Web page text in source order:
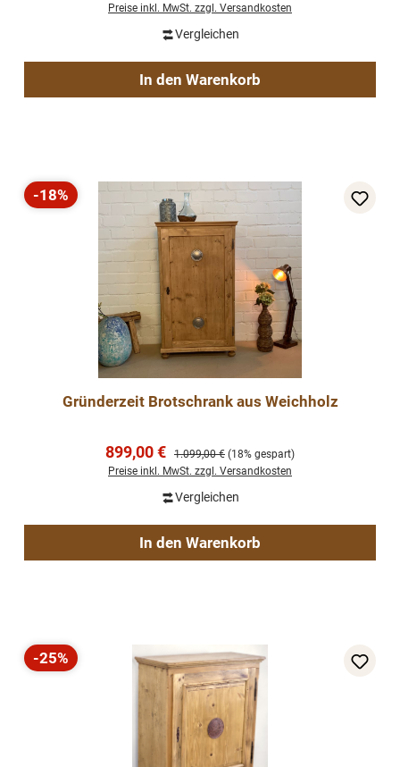
Preise inkl. MwSt. zzgl. Versandkosten
Vergleichen
In den Warenkorb
Rabatt
-18%
Gründerzeit Brotschrank aus Weichholz
Verkaufspreis:
899,00 € Regulärer Preis:
1.099,00 € (18% gespart)
Preise inkl. MwSt. zzgl. Versandkosten
Vergleichen
In den Warenkorb
Rabatt
-25%